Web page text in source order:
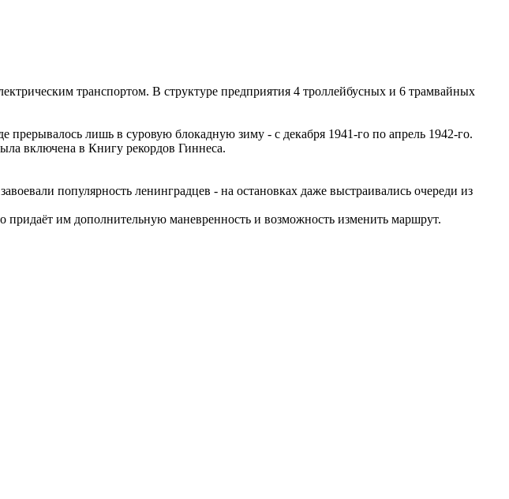
транспортом. В структуре предприятия 4 троллейбусных и 6 трамвайных
лишь в суровую блокадную зиму - с декабря 1941-го по апрель 1942-го.
включена в Книгу рекордов Гиннеса.
популярность ленинградцев - на остановках даже выстраивались очереди из
им дополнительную маневренность и возможность изменить маршрут.